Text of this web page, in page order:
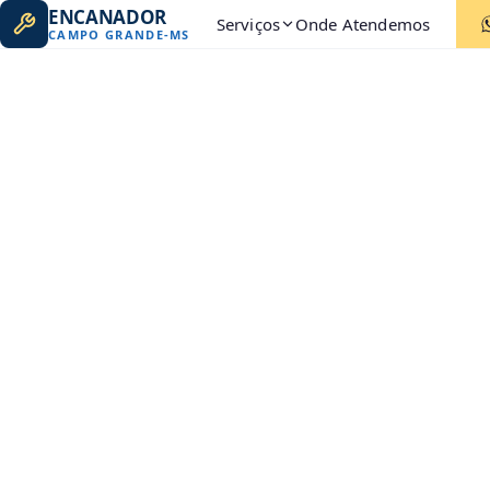
ENCANADOR
CAMPO GRANDE-MS Serviços Onde Atendemos